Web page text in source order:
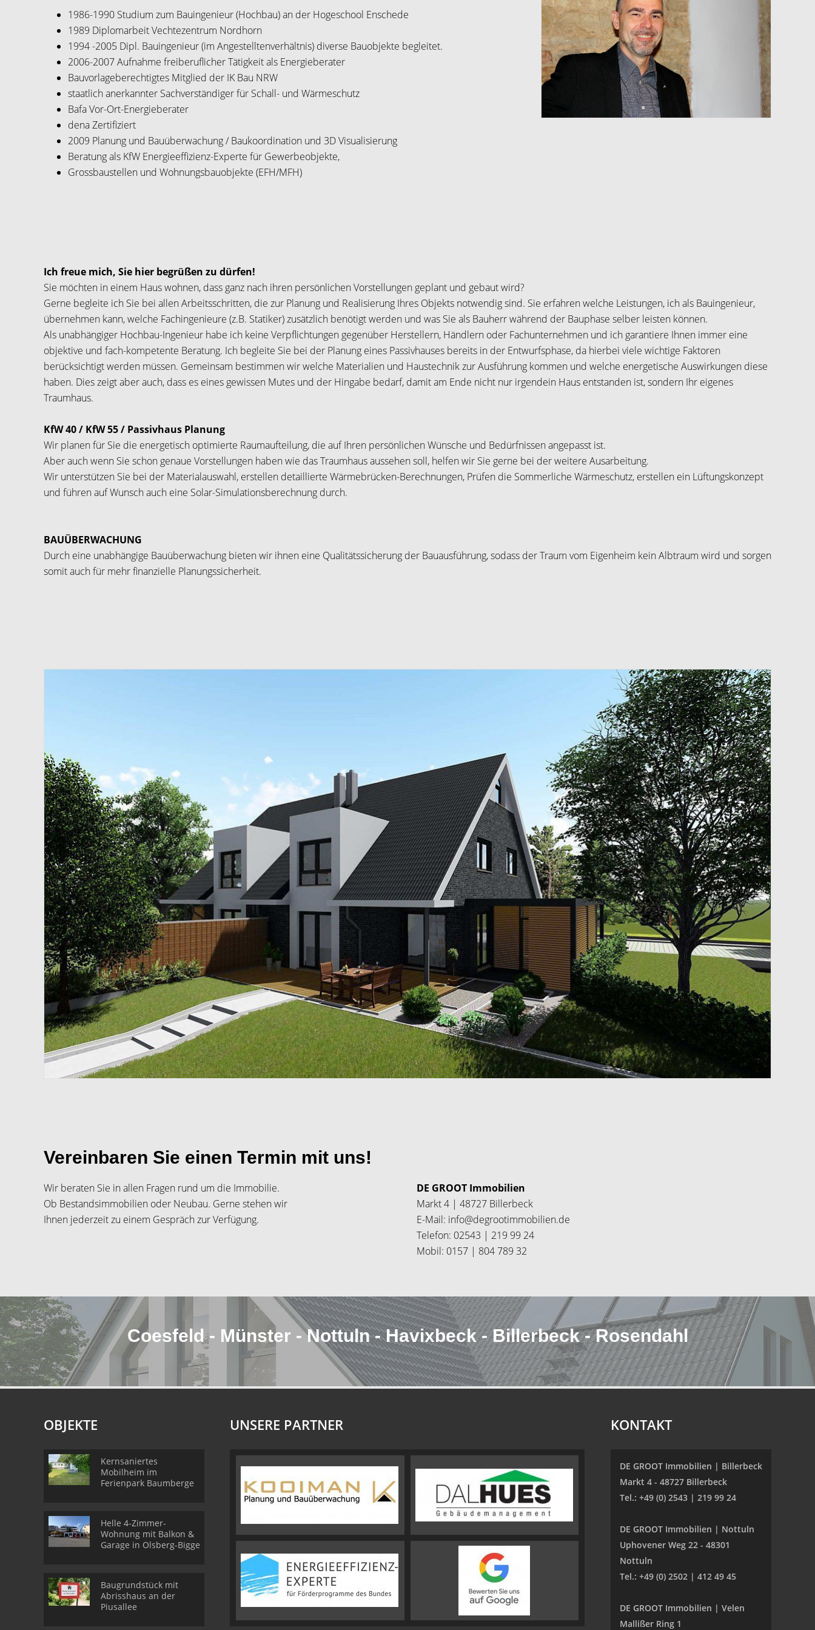
1986-1990 Studium zum Bauingenieur (Hochbau) an der Hogeschool Enschede
1989 Diplomarbeit Vechtezentrum Nordhorn
1994 -2005 Dipl. Bauingenieur (im Angestelltenverhältnis) diverse Bauobjekte begleitet.
2006-2007 Aufnahme freiberuflicher Tätigkeit als Energieberater
Bauvorlageberechtigtes Mitglied der IK Bau NRW
staatlich anerkannter Sachverständiger für Schall- und Wärmeschutz
Bafa Vor-Ort-Energieberater
dena Zertifiziert
2009 Planung und Bauüberwachung / Baukoordination und 3D Visualisierung
Beratung als KfW Energieeffizienz-Experte für Gewerbeobjekte,
Grossbaustellen und Wohnungsbauobjekte (EFH/MFH)
Ich freue mich, Sie hier begrüßen zu dürfen!
Sie möchten in einem Haus wohnen, dass ganz nach ihren persönlichen Vorstellungen geplant und gebaut wird?
Gerne begleite ich Sie bei allen Arbeitsschritten, die zur Planung und Realisierung Ihres Objekts notwendig sind. Sie erfahren welche Leistungen, ich als Bauingenieur,
übernehmen kann, welche Fachingenieure (z.B. Statiker) zusätzlich benötigt werden und was Sie als Bauherr während der Bauphase selber leisten können.
Als unabhängiger Hochbau-Ingenieur habe ich keine Verpflichtungen gegenüber Herstellern, Händlern oder Fachunternehmen und ich garantiere Ihnen immer eine
objektive und fach-kompetente Beratung. Ich begleite Sie bei der Planung eines Passivhauses bereits in der Entwurfsphase, da hierbei viele wichtige Faktoren
berücksichtigt werden müssen. Gemeinsam bestimmen wir welche Materialien und Haustechnik zur Ausführung kommen und welche energetische Auswirkungen diese
haben. Dies zeigt aber auch, dass es eines gewissen Mutes und der Hingabe bedarf, damit am Ende nicht nur irgendein Haus entstanden ist, sondern Ihr eigenes
Traumhaus.
KfW 40 / KfW 55 / Passivhaus Planung
Wir planen für Sie die energetisch optimierte Raumaufteilung, die auf Ihren persönlichen Wünsche und Bedürfnissen angepasst ist.
Aber auch wenn Sie schon genaue Vorstellungen haben wie das Traumhaus aussehen soll, helfen wir Sie gerne bei der weitere Ausarbeitung.
Wir unterstützen Sie bei der Materialauswahl, erstellen detaillierte Wärmebrücken-Berechnungen, Prüfen die Sommerliche Wärmeschutz, erstellen ein Lüftungskonzept
und führen auf Wunsch auch eine Solar-Simulationsberechnung durch.
BAUÜBERWACHUNG
Durch eine unabhängige Bauüberwachung bieten wir ihnen eine Qualitätssicherung der Bauausführung, sodass der Traum vom Eigenheim kein Albtraum wird und sorgen
somit auch für mehr finanzielle Planungssicherheit.
Vereinbaren Sie einen Termin mit uns!
Wir beraten Sie in allen Fragen rund um die Immobilie.
Ob Bestandsimmobilien oder Neubau. Gerne stehen wir
Ihnen jederzeit zu einem Gespräch zur Verfügung.
DE GROOT Immobilien
Markt 4 | 48727 Billerbeck
E-Mail: info@degrootimmobilien.de
Telefon: 02543 | 219 99 24
Mobil: 0157 | 804 789 32
Coesfeld - Münster - Nottuln - Havixbeck - Billerbeck - Rosendahl
OBJEKTE
Kernsaniertes
Mobilheim im
Ferienpark Baumberge
Helle 4-Zimmer-
Wohnung mit Balkon &
Garage in Olsberg-Bigge
Baugrundstück mit
Abrisshaus an der
Piusallee
UNSERE PARTNER KONTAKT
DE GROOT Immobilien | Billerbeck
Markt 4 - 48727 Billerbeck
Tel.: +49 (0) 2543 | 219 99 24
DE GROOT Immobilien | Nottuln
Uphovener Weg 22 - 48301
Nottuln
Tel.: +49 (0) 2502 | 412 49 45
DE GROOT Immobilien | Velen
Mallißer Ring 1